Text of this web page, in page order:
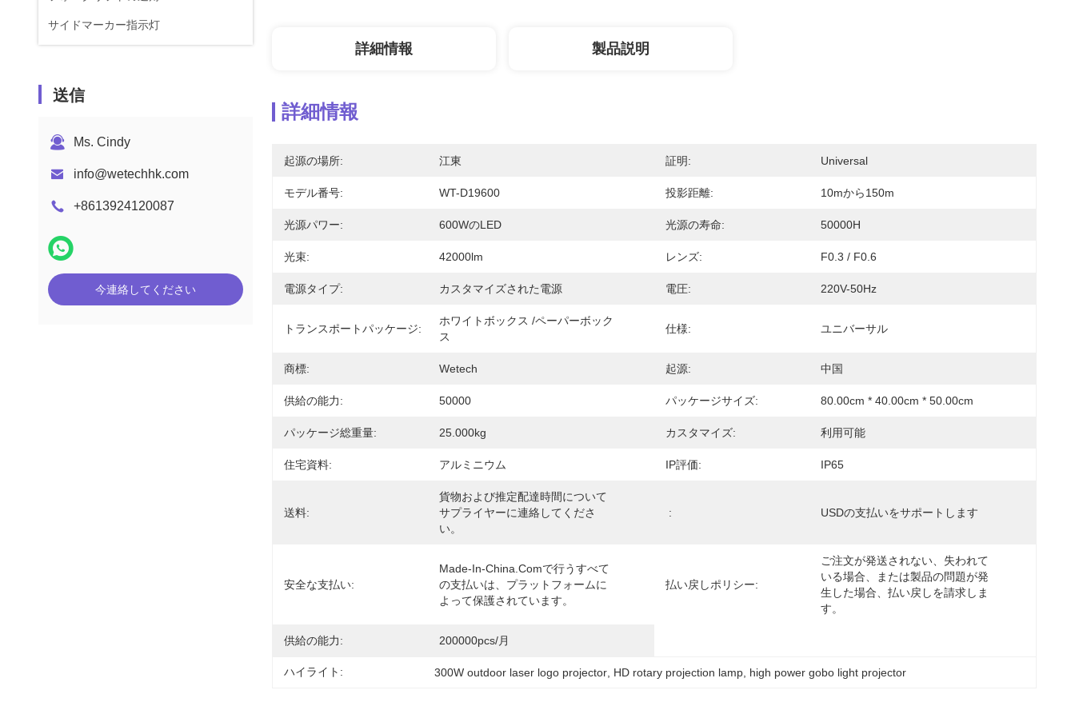
サイドマーカー指示灯
送信
Ms. Cindy
info@wetechhk.com
+8613924120087
今連絡してください
詳細情報 製品説明
詳細情報
起源の場所: 江東 証明: Universal
モデル番号: WT-D19600 投影距離: 10mから150m
光源パワー: 600WのLED 光源の寿命: 50000H
光束: 42000lm レンズ: F0.3 / F0.6
電源タイプ: カスタマイズされた電源 電圧: 220V-50Hz
トランスポートパッケージ:
ホワイトボックス /ペーパーボック
ス
仕様: ユニバーサル
商標: Wetech 起源: 中国
供給の能力: 50000 パッケージサイズ: 80.00cm * 40.00cm * 50.00cm
パッケージ総重量: 25.000kg カスタマイズ: 利用可能
住宅資料: アルミニウム IP評価: IP65
送料:
貨物および推定配達時間について
サプライヤーに連絡してくださ
い。
: USDの支払いをサポートします
安全な支払い:
Made-In-China.comで行うすべて
の支払いは、プラットフォームに
よって保護されています。
払い戻しポリシー:
ご注文が発送されない、失われて
いる場合、または製品の問題が発
生した場合、払い戻しを請求しま
す。
供給の能力: 200000pcs/月
ハイライト: 300W outdoor laser logo projector HD rotary projection lamp high power gobo light projector